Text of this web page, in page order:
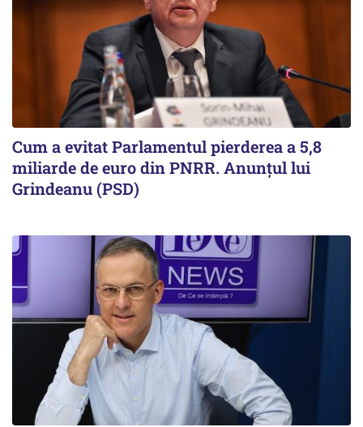
Cum a evitat Parlamentul pierderea a 5,8
miliarde de euro din PNRR. Anunțul lui
Grindeanu (PSD)